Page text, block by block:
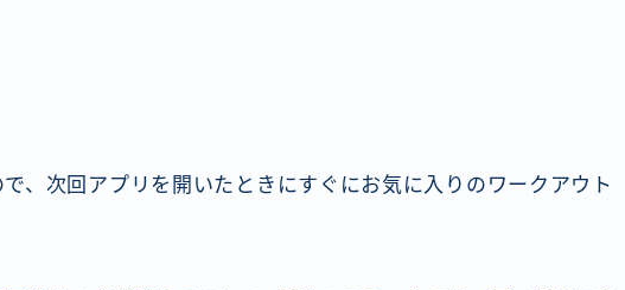
、次回アプリを開いたときにすぐにお気に入りのワークアウト